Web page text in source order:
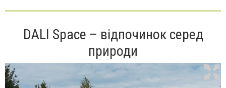
DALI Space – відпочинок серед
природи